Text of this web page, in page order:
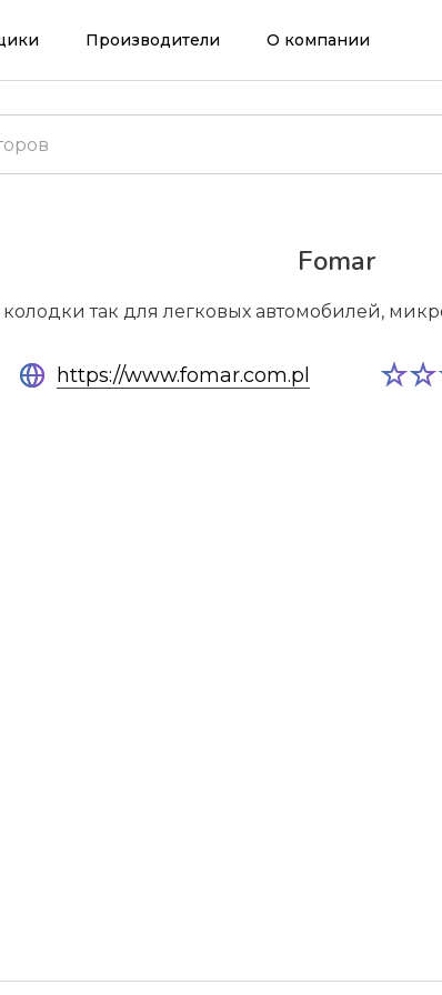
Производители О компании
Fomar
так для легковых автомобилей,
https://www.fomar.com.pl